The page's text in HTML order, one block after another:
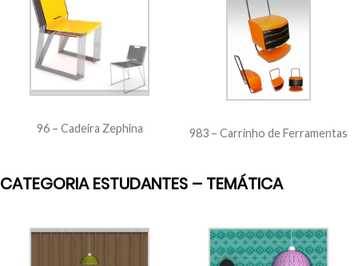
96 – Cadeira Zephina 983 – Carrinho de Ferramentas
CATEGORIA ESTUDANTES – TEMÁTICA